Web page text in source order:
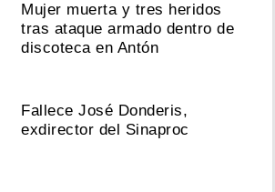
Mujer muerta y tres heridos
tras ataque armado dentro de
discoteca en Antón
Fallece José Donderis,
exdirector del Sinaproc